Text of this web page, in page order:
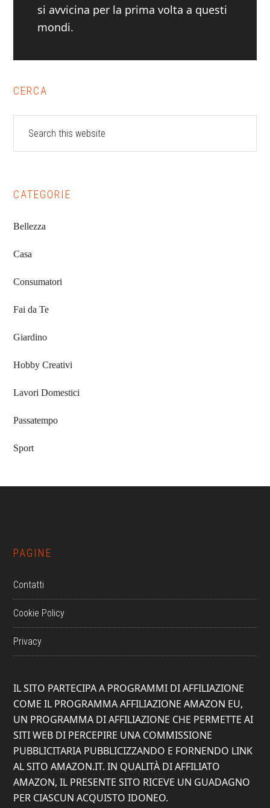
si avvicina per la prima volta a questi
mondi.
Primary
Sidebar
CERCA
website
CATEGORIE
Bellezza
Casa
Consumatori
Fai da Te
Giardino
Hobby Creativi
Lavori Domestici
Passatempo
Sport
PAGINE
Contatti
Cookie Policy
Privacy
IL SITO PARTECIPA A PROGRAMMI DI AFFILIAZIONE
COME IL PROGRAMMA AFFILIAZIONE AMAZON EU,
UN PROGRAMMA DI AFFILIAZIONE CHE PERMETTE AI
SITI WEB DI PERCEPIRE UNA COMMISSIONE
PUBBLICITARIA PUBBLICIZZANDO E FORNENDO LINK
AL SITO AMAZON.IT. IN QUALITÀ DI AFFILIATO
AMAZON, IL PRESENTE SITO RICEVE UN GUADAGNO
PER CIASCUN ACQUISTO IDONEO.